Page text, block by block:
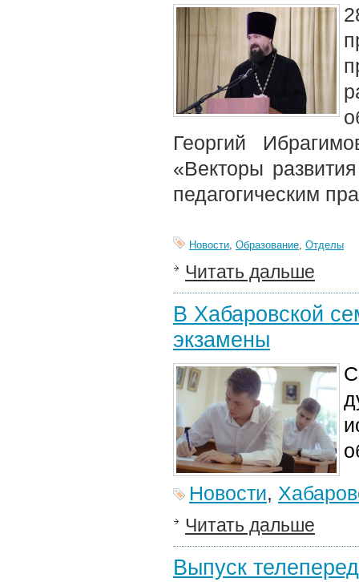
Георгий
«Векторы
педагогическим
Новости, Образование, Отделы
Читать дальше
В Хабаровской
экзамены
Новости,
Читать дальше
Выпуск